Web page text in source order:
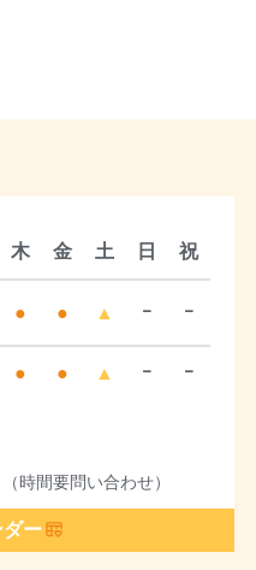
木 金 土 日 祝
● ● ▲ ｰ ｰ
● ● ▲ ｰ ｰ
時間要問い合わせ）
ー